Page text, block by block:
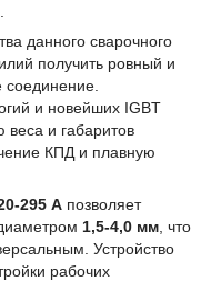
данного сварочного
получить ровный и
и новейших IGBT
веса и габаритов
КПД и плавную
295 А позволяет
1,5-4,0 мм , что
Устройство
рабочих